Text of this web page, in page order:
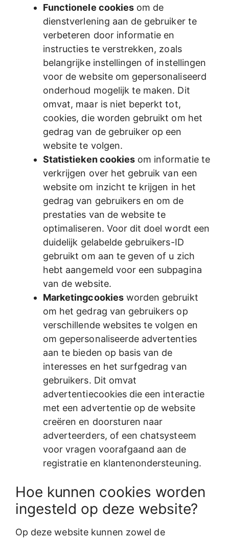
Functionele cookiesom de
dienstverlening aan de gebruiker te
verbeteren door informatie en
instructies te verstrekken, zoals
belangrijke instellingen of instellingen
voor de website om gepersonaliseerd
onderhoud mogelijk te maken. Dit
omvat, maar is niet beperkt tot,
cookies, die worden gebruikt om het
gedrag van de gebruiker op een
website te volgen.
Statistieken cookies om informatie te
verkrijgen over het gebruik van een
website om inzicht te krijgen in het
gedrag van gebruikers en om de
prestaties van de website te
optimaliseren. Voor dit doel wordt een
duidelijk gelabelde gebruikers-ID
gebruikt om aan te geven of u zich
hebt aangemeld voor een subpagina
van de website.
Marketingcookiesworden gebruikt
om het gedrag van gebruikers op
verschillende websites te volgen en
om gepersonaliseerde advertenties
aan te bieden op basis van de
interesses en het surfgedrag van
gebruikers. Dit omvat
advertentiecookies die een interactie
met een advertentie op de website
creëren en doorsturen naar
adverteerders, of een chatsysteem
voor vragen voorafgaand aan de
registratie en klantenondersteuning.
Hoe kunnen cookies worden
ingesteld op deze website?
Op deze website kunnen zowel de